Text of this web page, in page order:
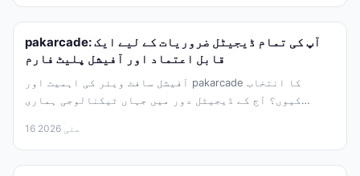
pakarcade: آپ کی تمام ڈیجیٹل ضروریات کے لیے ایک
قابل اعتماد اور آفیشل پلیٹ فارم
آفیشل سافٹ ویئر کی اہمیت اور pakarcade کا انتخاب
کیوں؟ آج کے ڈیجیٹل دور میں جہاں ٹیکنالوجی ہماری
16 مئی 2026